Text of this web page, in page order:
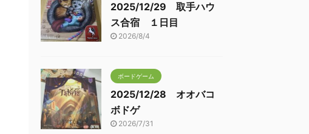
2025/12/29 取手ハウ
ス合宿 １日目
2026/8/4
ボードゲーム
2025/12/28 オオバコ
ボドゲ
2026/7/31